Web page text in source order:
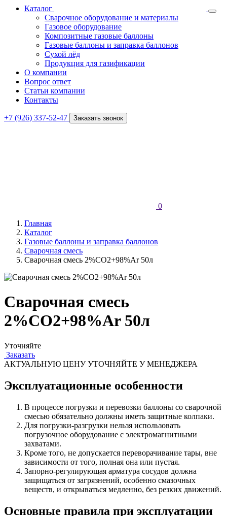
Каталог
Сварочное оборудование и материалы
Газовое оборудование
Композитные газовые баллоны
Газовые баллоны и заправка баллонов
Сухой лёд
Продукция для газификации
О компании
Вопрос ответ
Статьи компании
Контакты
+7 (926) 337-52-47 Заказать звонок
0
Главная
Каталог
Газовые баллоны и заправка баллонов
Сварочная смесь
Сварочная смесь 2%СО2+98%Ar 50л
Сварочная смесь
2%СО2+98%Ar 50л
Уточняйте
Заказать
АКТУАЛЬНУЮ ЦЕНУ УТОЧНЯЙТЕ У МЕНЕДЖЕРА
Эксплуатационные особенности
В процессе погрузки и перевозки баллоны со сварочной
смесью обязательно должны иметь защитные колпаки.
Для погрузки-разгрузки нельзя использовать
погрузочное оборудование с электромагнитными
захватами.
Кроме того, не допускается переворачивание тары, вне
зависимости от того, полная она или пустая.
Запорно-регулирующая арматура сосудов должна
защищаться от загрязнений, особенно смазочных
веществ, и открываться медленно, без резких движений.
Основные правила при эксплуатации